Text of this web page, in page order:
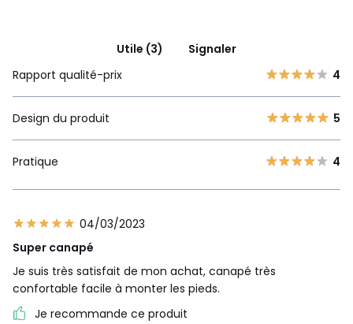
Utile (3)
Signaler
Rapport qualité-prix
4
Design du produit 5
Pratique 4
04/03/2023
Super canapé
Je suis très satisfait de mon achat, canapé très
confortable facile à monter les pieds.
Je recommande ce produit